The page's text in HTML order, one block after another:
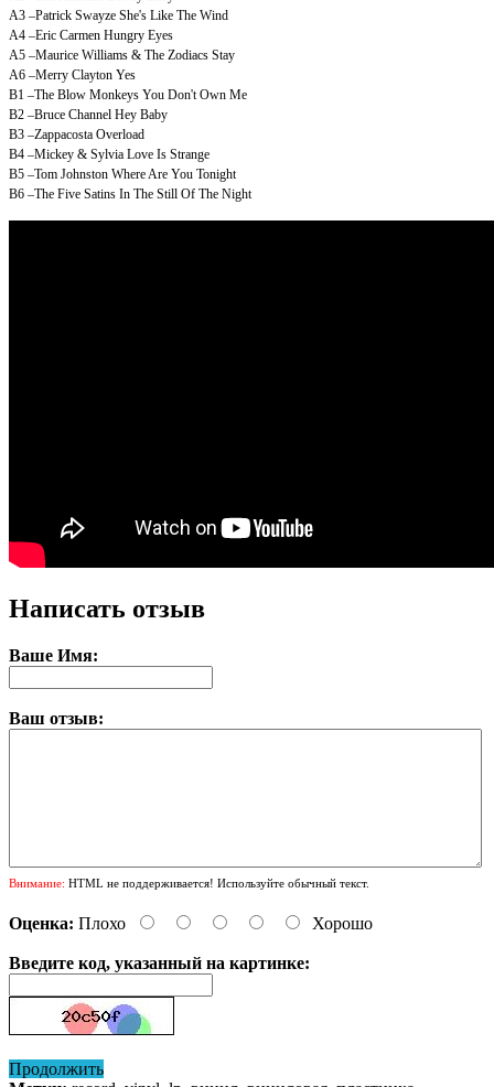
A3 –Patrick Swayze She's Like The Wind
A4 –Eric Carmen Hungry Eyes
A5 –Maurice Williams & The Zodiacs Stay
A6 –Merry Clayton Yes
B1 –The Blow Monkeys You Don't Own Me
B2 –Bruce Channel Hey Baby
B3 –Zappacosta Overload
B4 –Mickey & Sylvia Love Is Strange
B5 –Tom Johnston Where Are You Tonight
B6 –The Five Satins In The Still Of The Night
Написать отзыв
Ваше Имя:
Ваш отзыв:
Внимание: HTML не поддерживается! Используйте обычный текст.
Оценка: Плохо Хорошо
Введите код, указанный на картинке:
Продолжить